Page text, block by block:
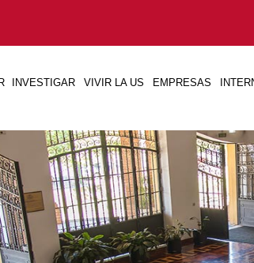
INVESTIGAR VIVIR LA US EMPRESAS